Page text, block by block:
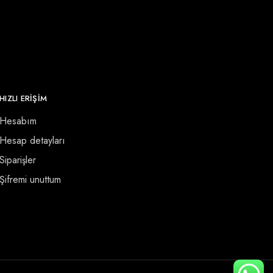
HIZLI ERİŞİM
Hesabım
Hesap detayları
Siparişler
Şifremi unuttum